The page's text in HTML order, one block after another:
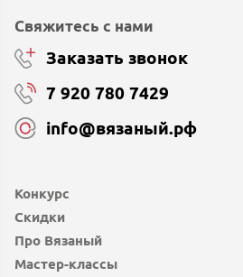
Конкурс
Скидки
Про Вязаный
Мастер-классы
Свяжитесь с нами
Заказать звонок
7 920 780 7429
info@вязаный.рф